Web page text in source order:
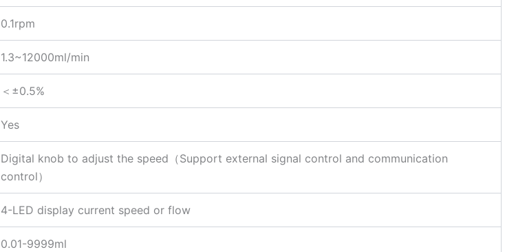
0.1rpm
1.3~12000ml/min
＜±0.5%
Yes
Digital knob to adjust the speed（Support external signal control and communication
control）
4-LED display current speed or flow
0.01-9999ml